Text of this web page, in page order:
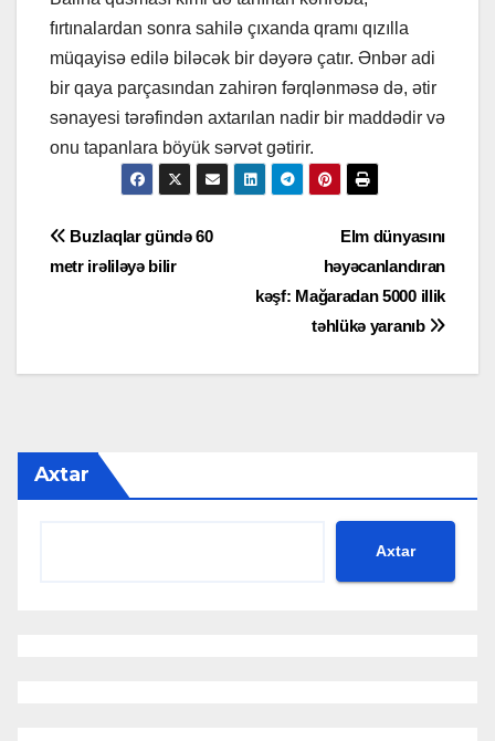
fırtınalardan sonra sahilə çıxanda qramı qızılla
müqayisə edilə biləcək bir dəyərə çatır. Ənbər adi
bir qaya parçasından zahirən fərqlənməsə də, ətir
sənayesi tərəfindən axtarılan nadir bir maddədir və
onu tapanlara böyük sərvət gətirir.
Yazı
naviqasiyası
Elm dünyasını
həyəcanlandıran
kəşf: Mağaradan 5000 illik
təhlükə yaranıb
Buzlaqlar gündə 60
metr irəliləyə bilir
Axtar
Axtar